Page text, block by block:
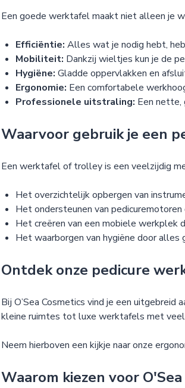
Een goede werktafel maakt niet alleen je
Efficiëntie: Alles wat je nodig hebt,
Mobiliteit: Dankzij wieltjes kun je de
Hygiëne: Gladde oppervlakken en
Ergonomie: Een comfortabele
Professionele uitstraling: Een nette,
Waarvoor gebruik je een
Een werktafel of trolley is een veelzijdig
Het overzichtelijk opbergen van
Het ondersteunen van
Het creëren van een mobiele werkplek
Het waarborgen van hygiëne door
Ontdek onze pedicure
Bij O’Sea Cosmetics vind je een
kleine ruimtes tot luxe werktafels met
Neem hierboven een kijkje naar onze
Waarom kiezen voor